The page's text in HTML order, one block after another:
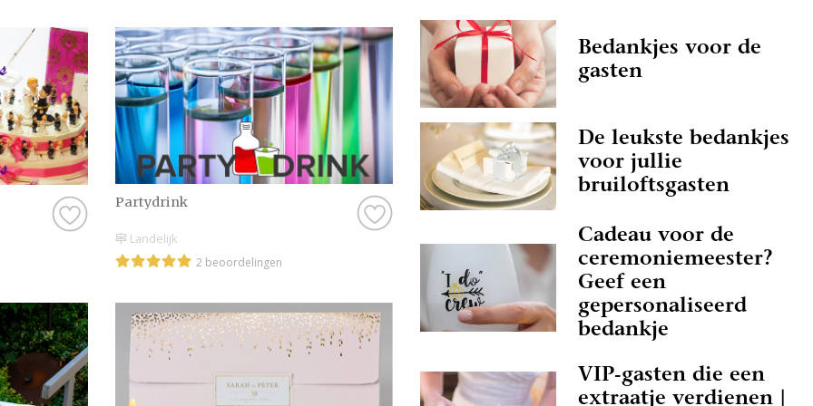
is, natuurlijk. Soms vind je namelijk ook nieuwe professionals op
onze website, en dan is het misschien wel aan jullie om de eerste
beoordeling te schrijven!
Hoe dan ook, je kunt er zeker van zijn dat je een geweldige ervaring
krijgt met de Trouwbedankjes in Overijssel op onze website. Het zijn
stuk voor stuk professionals die als missie hebben om jullie een
onvergetelijke dag te bezorgen.
Genieten van de leukste Trouwbedankjes in Overijssel
Zijn jullie er nog niet helemaal aan toe om een Trouwbedankjes in
Overijssel te contacteren? Helemaal geen probleem. Laat je eerst nog
even lekker inspireren door de leuke artikelen op onze website. De
artikelen zijn altijd voorzien van prachtige foto’s, zodat je echt een
beeld krijgt bij de Trouwbedankjes en je het helemaal voor je gaat
zien! Dan komen die kriebels vanzelf en voor je het weet heb je een
afspraak gemaakt om eens te kijken bij Trouwbedankjes in
Partydrink
Landelijk
2 beoordelingen
Bedankjes voor de
gasten
De leukste bedankjes
voor jullie
bruiloftsgasten
Cadeau voor de
ceremoniemeester?
Geef een
gepersonaliseerd
bedankje
VIP-gasten die een
extraatje verdienen |